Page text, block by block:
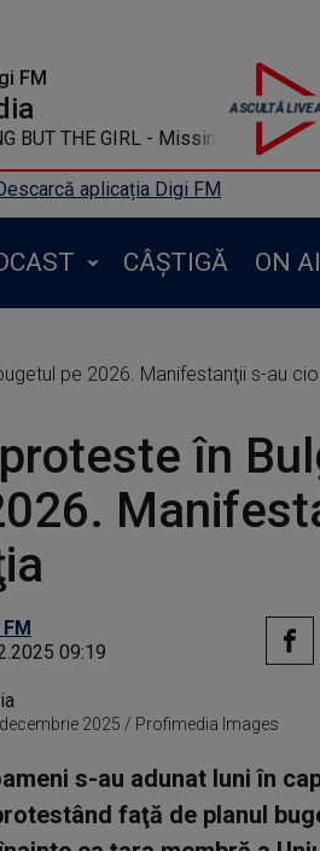
FM
BUT THE GIRL - Missing
aplicația Digi FM
CÂȘTIGĂ ON
pe 2026. Manifestanţii s-au
în
09:19
2025 / Profimedia Images
s-au adunat luni în
faţă de planul